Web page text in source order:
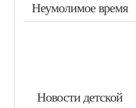
​Неумолимое время
Новости детской